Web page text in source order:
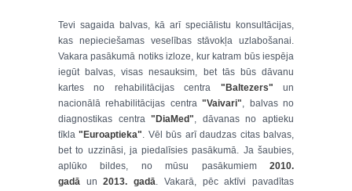
Tevi sagaida balvas, kā arī speciālistu konsultācijas,
kas nepieciešamas veselības stāvokļa uzlabošanai.
Vakara pasākumā notiks izloze, kur katram būs iespēja
iegūt balvas, visas nesauksim, bet tās būs dāvanu
kartes no rehabilitācijas centra "Baltezers" un
nacionālā rehabilitācijas centra"Vaivari", balvas no
diagnostikas centra"DiaMed", dāvanas no aptieku
tīkla"Euroaptieka". Vēl būs arī daudzas citas balvas,
bet to uzzināsi, ja piedalīsies pasākumā. Ja šaubies,
aplūko bildes, no mūsu pasākumiem 2010.
gadā un2013. gadā. Vakarā, pēc aktīvi pavadītas